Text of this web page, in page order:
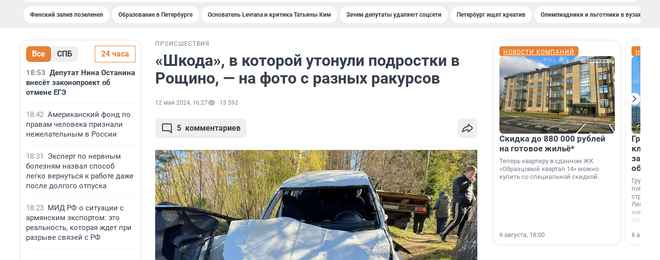
Финский залив позеленел Образование в Петербурге Основатель Levrana и критика Татьяны Ким Зачем депутаты удаляют соцсети Петербург ищет креатив Олимпиадники и льготники в вузах СПб
Все СПБ 24 часа
18:53 Депутат Нина Останина
внесёт законопроект об
отмене ЕГЭ
18:42 Американский фонд по
правам человека признали
нежелательным в России
18:31
Эксперт по нервным
болезням назвал способ
легко вернуться к работе даже
после долгого отпуска
18:23 МИД РФ о ситуации с
армянским экспортом: это
реальность, которая ждет при
разрыве связей с РФ
ПРОИСШЕСТВИЯ
«Шкода», в которой утонули подростки в
Рощино, — на фото с разных ракурсов
12 мая 2024, 16:27 13 592
5 комментариев
НОВОСТИ КОМПАНИЙ
Скидка до 880 000 рублей
на готовое жильё*
Теперь квартиру в сданном ЖК
«Образцовый квартал 14» можно
купить со специальной скидкой.
6 августа, 18:00
Группа
области».
6